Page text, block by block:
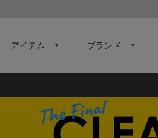
アイテム ブランド